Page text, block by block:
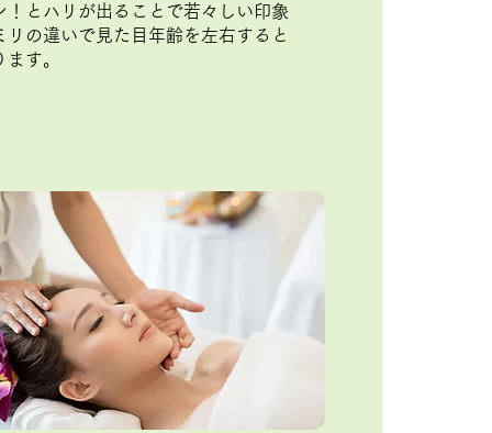
とハリが出ることで若々しい印象
の違いで見た目年齢を左右すると
す。